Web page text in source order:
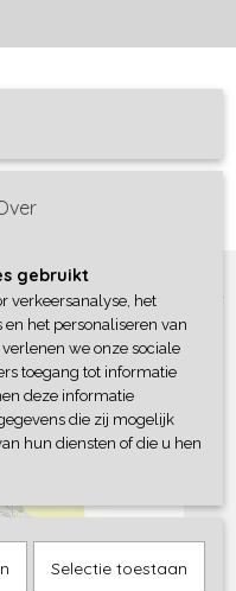
>Dirkje
gebruikt
verkeersanalyse, het
het personaliseren van
we onze sociale
toegang tot informatie
deze informatie
die zij mogelijk
hun diensten of die u hen
Selectie toestaan